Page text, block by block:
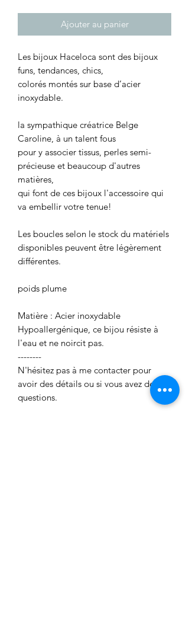
Ajouter au panier
Les bijoux Haceloca sont des bijoux
funs, tendances, chics,
colorés montés sur base d’acier
inoxydable.
la sympathique créatrice Belge
Caroline, à un talent fous
pour y associer tissus, perles semi-
précieuse et beaucoup d'autres
matières,
qui font de ces bijoux l'accessoire qui
va embellir votre tenue!
Les boucles selon le stock du matériels
disponibles peuvent être légèrement
différentes.
poids plume
Matière : Acier inoxydable
Hypoallergénique, ce bijou résiste à
l'eau et ne noircit pas.
--------
N'hésitez pas à me contacter pour
avoir des détails ou si vous avez des
questions.